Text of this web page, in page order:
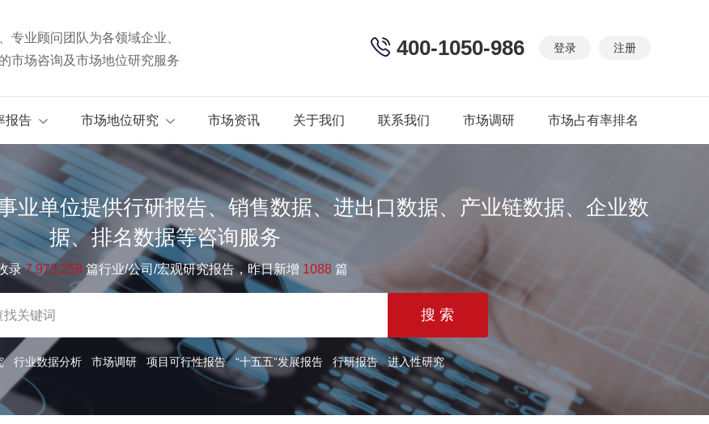
专业顾问团队为各领域企业、
市场咨询及市场地位研究服务
登录 注册
400-1050-986
报告 市场地位研究 市场资讯 关于我们 联系我们 市场调研 市场占有率排名
业单位提供行研报告、销售数据、进出口数据、产业链数据、企业数
据、排名数据等咨询服务
录7.973.258 篇行业/公司/宏观研究报告，昨日新增 1088 篇
行业数据分析 市场调研 项目可行性报告 “十五五”发展报告 行研报告 进入性研究